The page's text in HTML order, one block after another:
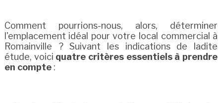
Comment pourrions-nous, alors, déterminer
l'emplacement idéal pour votre local commercial à
Romainville ? Suivant les indications de ladite
étude, voici quatre critères essentiels à prendre
en compte: